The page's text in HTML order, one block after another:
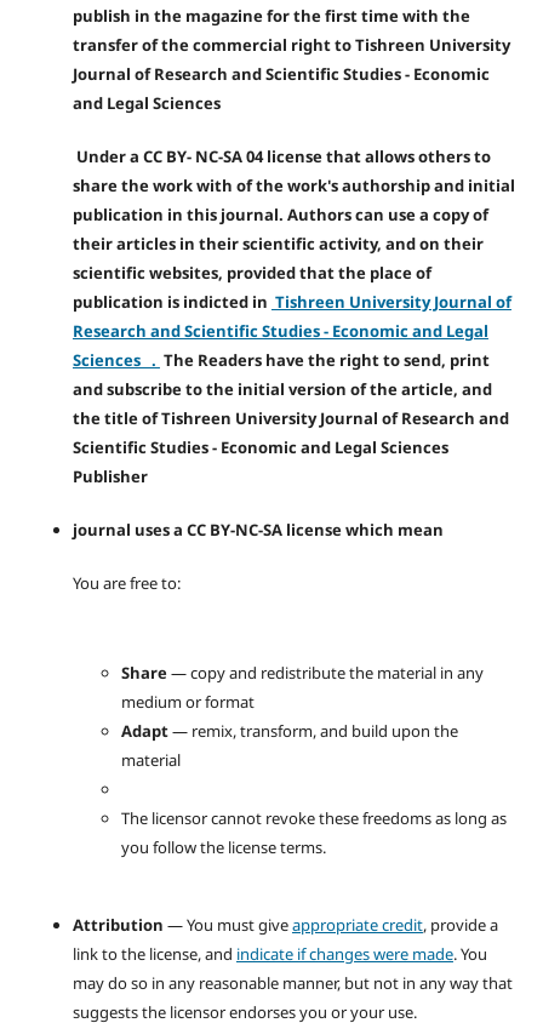
publish in the magazine for the first time with the
transfer of the commercial right to Tishreen University
Journal of Research and Scientific Studies - Economic
and Legal Sciences
Under a CC BY- NC-SA 04 license that allows others to
share the work with of the work's authorship and initial
publication in this journal. Authors can use a copy of
their articles in their scientific activity, and on their
scientific websites, provided that the place of
publication is indicted in Tishreen University Journal of
Research and Scientific Studies - Economic and Legal
Sciences . The Readers have the right to send, print
and subscribe to the initial version of the article, and
the title of Tishreen University Journal of Research and
Scientific Studies - Economic and Legal Sciences
Publisher
journal uses a CC BY-NC-SA license which mean
You are free to:
Share— copy and redistribute the material in any
medium or format
Adapt— remix, transform, and build upon the
material
The licensor cannot revoke these freedoms as long as
you follow the license terms.
Attribution — You must giveappropriate credit, provide a
link to the license, and indicate if changes were made. You
may do so in any reasonable manner, but not in any way that
suggests the licensor endorses you or your use.